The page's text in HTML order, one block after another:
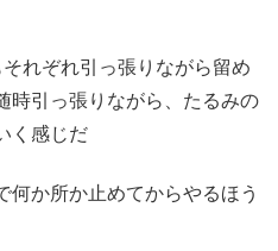
れぞれ引っ張りながら留め
時引っ張りながら、たるみの
く感じだ
か所か止めてからやるほう